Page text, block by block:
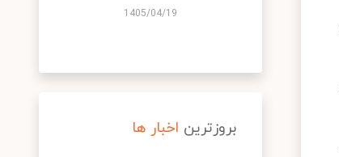
1405/04/19
بروزترین اخبار ها